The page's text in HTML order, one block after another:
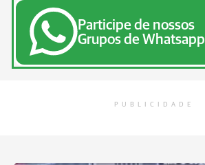
Participe de nossos
Grupos de Whatsapp
PUBLICIDADE